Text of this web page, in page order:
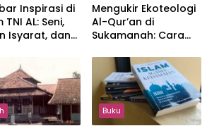
Inspirasi di
TNI AL: Seni,
Isyarat, dan
Mengukir Ekoteologi
Al-Qur’an di
Sukamanah: Cara
Jakarta Menjaga
Bumi Jonggol
Buku